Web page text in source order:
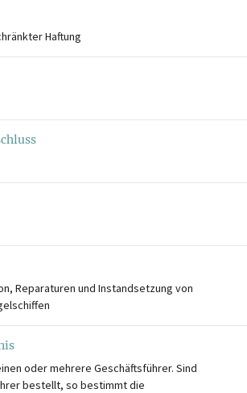
Haftung
Reparaturen und Instandsetzung von
oder mehrere Geschäftsführer. Sind
bestellt, so bestimmt die